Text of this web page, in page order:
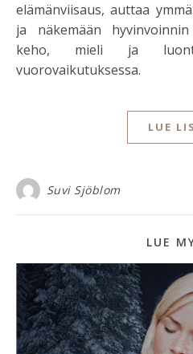
elämänviisaus, auttaa
ja näkemään
keho, mieli ja
vuorovaikutuksessa.
LUE
Suvi Sjöblom
LUE